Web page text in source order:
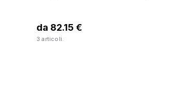
da 82.15 €
3 articoli.